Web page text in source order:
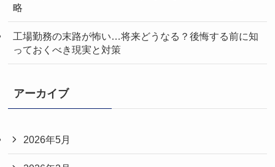
略
工場勤務の末路が怖い…将来どうなる？後悔する前に知
っておくべき現実と対策
アーカイブ
2026年5月